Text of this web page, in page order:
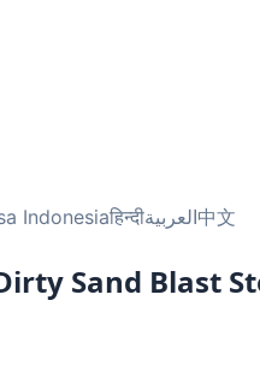
Indonesiaहिन्दीالعربية中文
Sand Blast